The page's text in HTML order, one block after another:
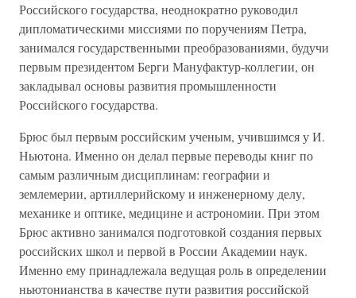
Российского государства, неоднократно руководил
дипломатическими миссиями по поручениям Петра,
занимался государственными преобразованиями, будучи
первым президентом Берги Мануфактур-коллегии, он
закладывал основы развития промышленности
Российского государства.
Брюс был первым российским ученым, учившимся у И.
Ньютона. Именно он делал первые переводы книг по
самым различным дисциплинам: географии и
землемерии, артиллерийскому и инженерному делу,
механике и оптике, медицине и астрономии. При этом
Брюс активно занимался подготовкой создания первых
российских школ и первой в России Академии наук.
Именно ему принадлежала ведущая роль в определении
ньютонианства в качестве пути развития российской